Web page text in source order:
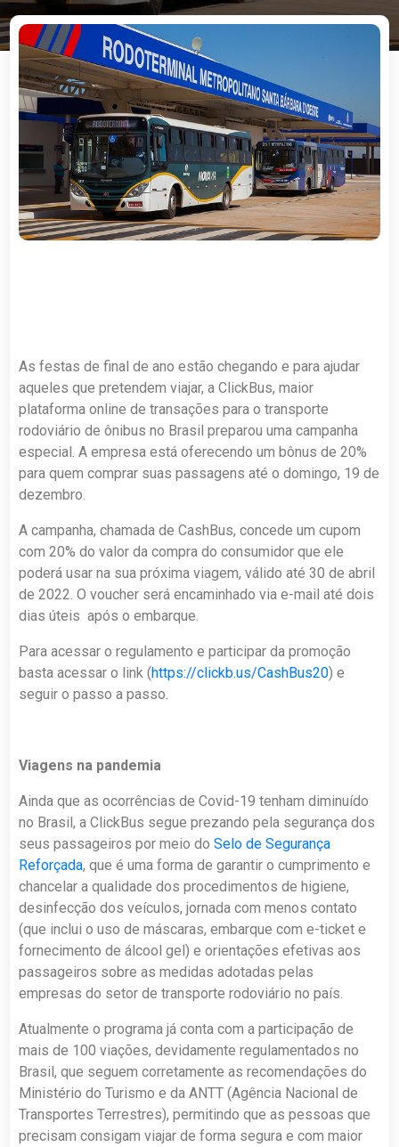
As festas de final de ano estão chegando e para ajudar
aqueles que pretendem viajar, a ClickBus, maior
plataforma online de transações para o transporte
rodoviário de ônibus no Brasil preparou uma campanha
especial. A empresa está oferecendo um bônus de 20%
para quem comprar suas passagens até o domingo, 19 de
dezembro.
A campanha, chamada de CashBus, concede um cupom
com 20% do valor da compra do consumidor que ele
poderá usar na sua próxima viagem, válido até 30 de abril
de 2022. O voucher será encaminhado via e-mail até dois
dias úteis após o embarque.
Para acessar o regulamento e participar da promoção
basta acessar o link (https://clickb.us/CashBus20) e
seguir o passo a passo.
Viagens na pandemia
Ainda que as ocorrências de Covid-19 tenham diminuído
no Brasil, a ClickBus segue prezando pela segurança dos
seus passageiros por meio doSelo de Segurança
Reforçada, que é uma forma de garantir o cumprimento e
chancelar a qualidade dos procedimentos de higiene,
desinfecção dos veículos, jornada com menos contato
(que inclui o uso de máscaras, embarque com e-ticket e
fornecimento de álcool gel) e orientações efetivas aos
passageiros sobre as medidas adotadas pelas
empresas do setor de transporte rodoviário no país.
Atualmente o programa já conta com a participação de
mais de 100 viações, devidamente regulamentados no
Brasil, que seguem corretamente as recomendações do
Ministério do Turismo e da ANTT (Agência Nacional de
Transportes Terrestres), permitindo que as pessoas que
precisam consigam viajar de forma segura e com maior